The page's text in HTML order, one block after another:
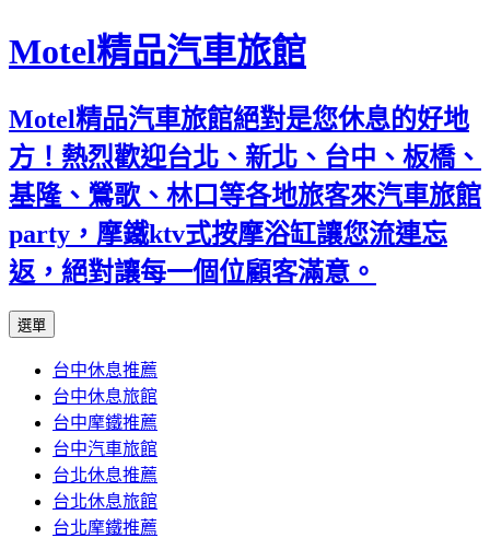
Motel精品汽車旅館
Motel精品汽車旅館絕對是您休息的好地
方！熱烈歡迎台北、新北、台中、板橋、
基隆、鶯歌、林口等各地旅客來汽車旅館
party，摩鐵ktv式按摩浴缸讓您流連忘
返，絕對讓每一個位顧客滿意。
選單
內
容
台中休息推薦
台中休息旅館
台中摩鐵推薦
台中汽車旅館
台北休息推薦
台北休息旅館
台北摩鐵推薦